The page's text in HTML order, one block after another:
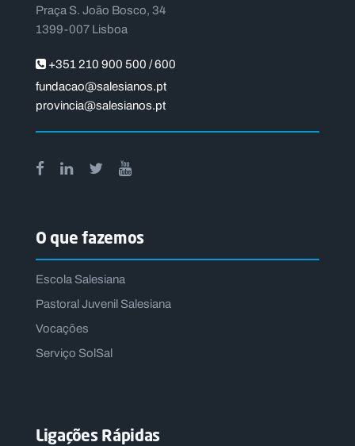
Praça S. João Bosco, 34
1399-007 Lisboa
+351 210 900 500 / 600
fundacao@salesianos.pt
provincia@salesianos.pt
O que fazemos
Escola Salesiana
Pastoral Juvenil Salesiana
Vocações
Serviço SolSal
Ligações Rápidas